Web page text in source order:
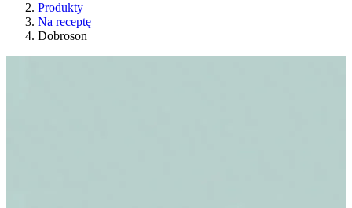
Produkty
Na receptę
Dobroson